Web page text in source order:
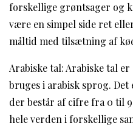
forskellige grøntsager og
være en simpel side ret
måltid med tilsætning af
Arabiske tal: Arabiske tal
bruges i arabisk sprog. Det
der består af cifre fra 0 til
hele verden i forskellige